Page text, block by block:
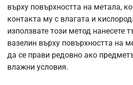
върху повърхността на метала,
контакта му с влагата и
използвате този метод нанесете
вазелин върху повърхността на
да се прави редовно ако
влажни условия.